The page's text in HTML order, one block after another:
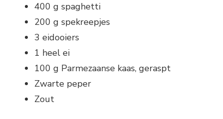
400 g spaghetti
200 g spekreepjes
3 eidooiers
1 heel ei
100 g Parmezaanse kaas, geraspt
Zwarte peper
Zout